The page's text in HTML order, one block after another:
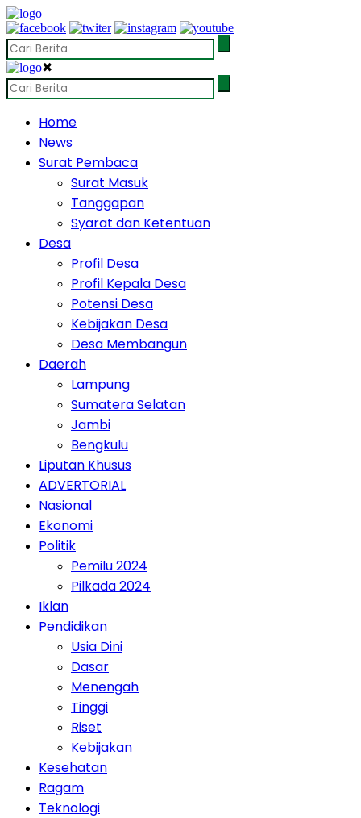
✖
Home
News
Surat Pembaca
Surat Masuk
Tanggapan
Syarat dan Ketentuan
Desa
Profil Desa
Profil Kepala Desa
Potensi Desa
Kebijakan Desa
Desa Membangun
Daerah
Lampung
Sumatera Selatan
Jambi
Bengkulu
Liputan Khusus
ADVERTORIAL
Nasional
Ekonomi
Politik
Pemilu 2024
Pilkada 2024
Iklan
Pendidikan
Usia Dini
Dasar
Menengah
Tinggi
Riset
Kebijakan
Kesehatan
Ragam
Teknologi